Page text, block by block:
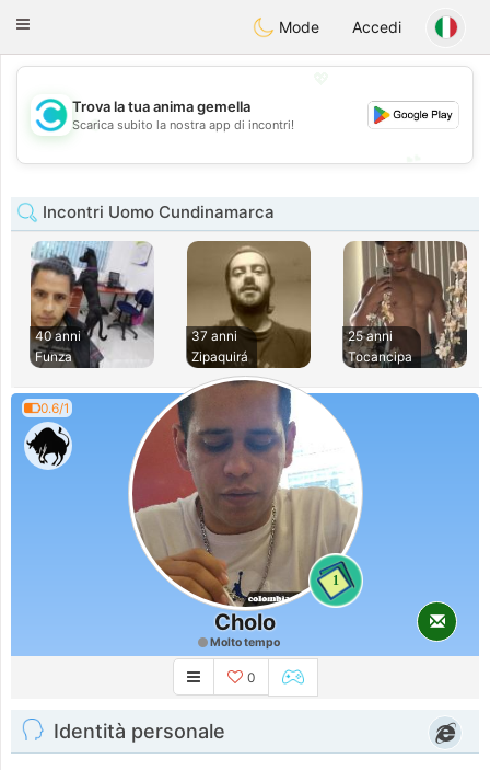
olombiaCitas
Toggle
Mode Accedi
💖
💕
Trova la tua anima gemella
Scarica subito la nostra app di incontri!
Incontri Uomo Cundinamarca
40 anni
Funza
37 anni
Zipaquirá
25 anni
Tocancipa
0.6/1
1
Cholo
Molto tempo
0
Identità personale